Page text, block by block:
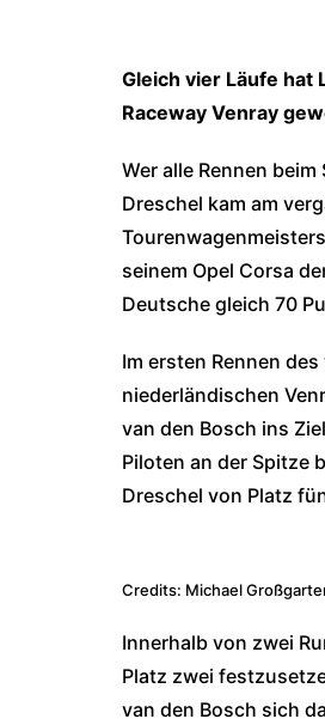
Gleich vier Läufe
Raceway Venray
Wer alle Rennen
Dreschel kam am
seinem Opel Corsa
Deutsche gleich 70
Im ersten Rennen
niederländischen
van den Bosch ins
Piloten an der Spitze
Dreschel von Platz
Credits: Michael
Innerhalb von zwei
Platz zwei
van den Bosch sich